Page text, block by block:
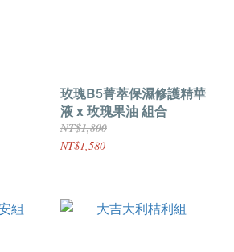
玫瑰B5菁萃保濕修護精華
液 x 玫瑰果油 組合
NT$1,800
NT$1,580